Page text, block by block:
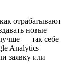
отрабатывают
новые
— так себе
Analytics
заявку или